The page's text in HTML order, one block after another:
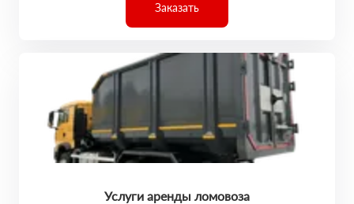
Заказать
Услуги аренды ломовоза